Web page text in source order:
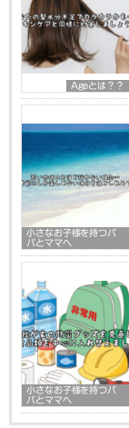
Ageとは？？
小さなお子様を持つパ
パとママへ
小さなお子様を持つパ
パとママへ